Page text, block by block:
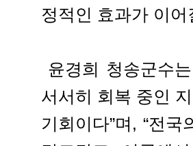
정적인 효과가 이어
윤경희 청송군수
서서히 회복 중인
기회이다”며, “전